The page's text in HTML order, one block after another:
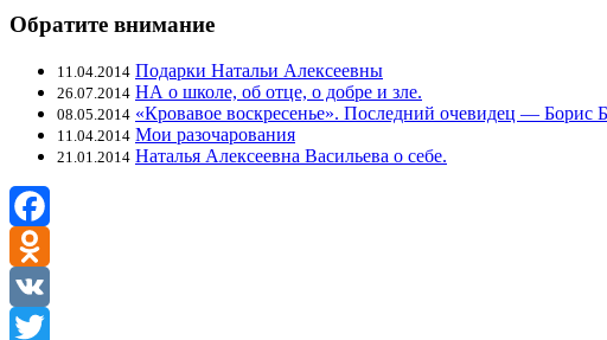
Обратите внимание
11.04.2014 Подарки Натальи Алексеевны
26.07.2014 НА о школе, об отце, о добре и зле.
08.05.2014 «Кровавое воскресенье». Последний очевидец — Борис
11.04.2014 Мои разочарования
21.01.2014 Наталья Алексеевна Васильева о себе.
Facebook
Odnoklassniki
VK